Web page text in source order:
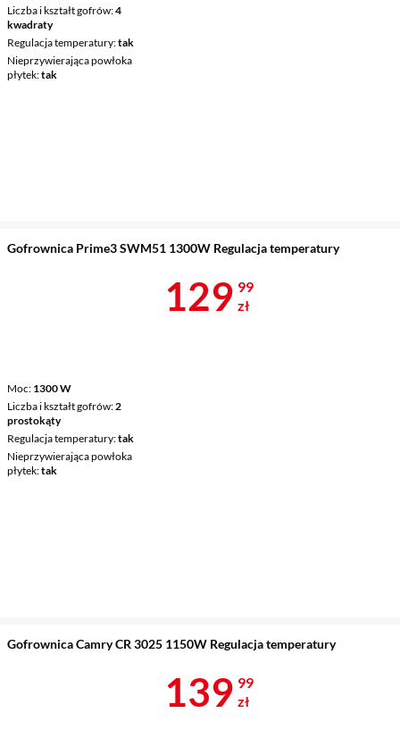
Liczba i kształt gofrów 4
kwadraty
Regulacja temperatury tak
Nieprzywierająca powłoka
płytek tak
Gofrownica Prime3 SWM51 1300W Regulacja temperatury
Moc 1300 W
Liczba i kształt gofrów 2
prostokąty
Regulacja temperatury tak
Nieprzywierająca powłoka
płytek tak
Cena 129,99
129 99
zł
Gofrownica Camry CR 3025 1150W Regulacja temperatury
Cena 139,99
139 99
zł